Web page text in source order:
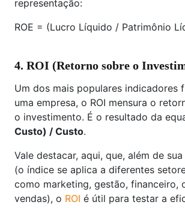
representação:
ROE = (Lucro Líquido / Patrimônio
4. ROI (Retorno sobre o
Um dos mais populares indicadores
uma empresa, o ROI mensura o
o investimento. É o resultado da
Custo) / Custo.
Vale destacar, aqui, que, além de
(o índice se aplica a diferentes
como marketing, gestão, financeiro,
vendas), o ROI é útil para testar a